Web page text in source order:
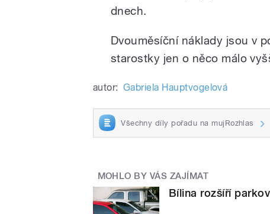
dnech.
Dvouměsíční náklady jsou v
starostky jen o něco málo
autor: Gabriela Hauptvogelová
Všechny díly pořadu na mujRozhlas
MOHLO BY VÁS ZAJÍMAT
Bílina rozšíří